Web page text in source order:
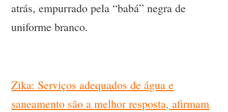
atrás, empurrado pela “babá” negra de
uniforme branco.
Zika: Serviços adequados de água e
saneamento são a melhor resposta, afirmam